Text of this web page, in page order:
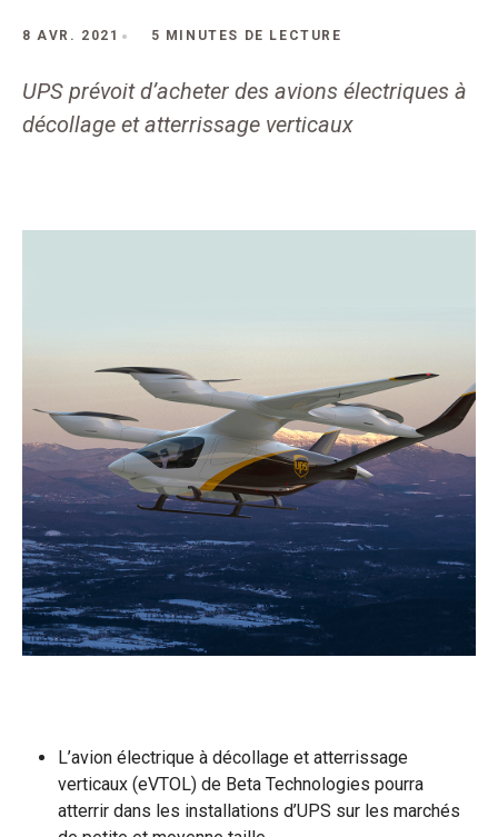
8 AVR. 2021 5 MINUTES DE LECTURE
UPS prévoit d’acheter des avions électriques à
décollage et atterrissage verticaux
L’avion électrique à décollage et atterrissage
verticaux (eVTOL) de Beta Technologies pourra
atterrir dans les installations d’UPS sur les marchés